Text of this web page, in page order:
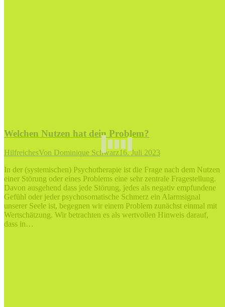
Welchen Nutzen hat dein Problem?
HilfreichesVon Dominique Schwarz16. Juli 2023
In der (systemischen) Psychotherapie ist die Frage nach dem Nutzen
einer Störung oder eines Problems eine sehr zentrale Fragestellung.
Davon ausgehend dass jede Störung, jedes als negativ empfundene
Gefühl oder jeder psychosomatische Schmerz ein Alarmsignal
unserer Seele ist, begegnen wir einem Problem zunächst einmal mit
Wertschätzung. Wir betrachten es als wertvollen Hinweis darauf,
dass in…